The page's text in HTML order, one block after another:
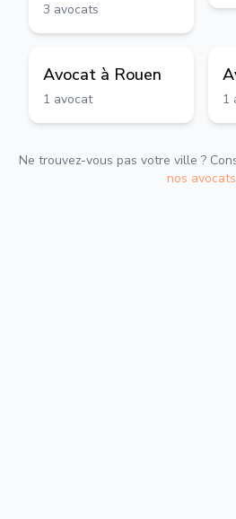
3 avocats
Avocat à Rouen
1 avocat 1
Ne trouvez-vous pas votre ville ?
nos avocats